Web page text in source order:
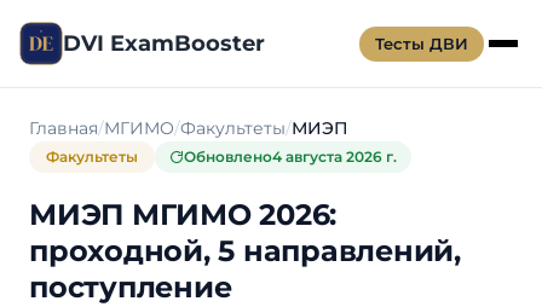
DVI ExamBooster Тесты ДВИ
Главная МГИМО Факультеты МИЭП
Факультеты Обновлено4 августа 2026 г.
МИЭП МГИМО 2026:
проходной, 5 направлений,
поступление